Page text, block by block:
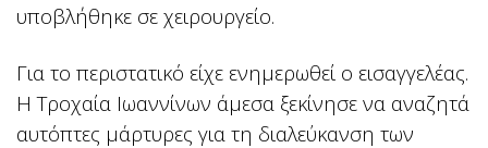
υποβλήθηκε σε χειρουργείο.
Για το περιστατικό είχε ενημερωθεί ο εισαγγελέας.
Η Τροχαία Ιωαννίνων άμεσα ξεκίνησε να αναζητά
αυτόπτες μάρτυρες για τη διαλεύκανση των